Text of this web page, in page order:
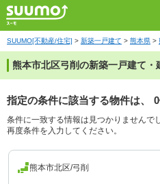
SUUMO[不動産/住宅] > 新築一戸建て > 熊本県 >
熊本市北区弓削の新築一戸建て・
指定の条件に該当する物件は、
条件に一致する情報は見つかりませんで
再度条件を入力してください。
熊本市北区/弓削